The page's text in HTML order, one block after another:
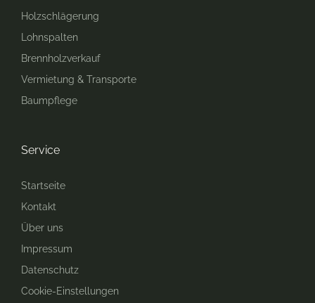
Service
Startseite
Kontakt
Über uns
Impressum
Datenschutz
Cookie-Einstellungen
Holzschlägerung
Lohnspalten
Brennholzverkauf
Vermietung & Transporte
Baumpflege